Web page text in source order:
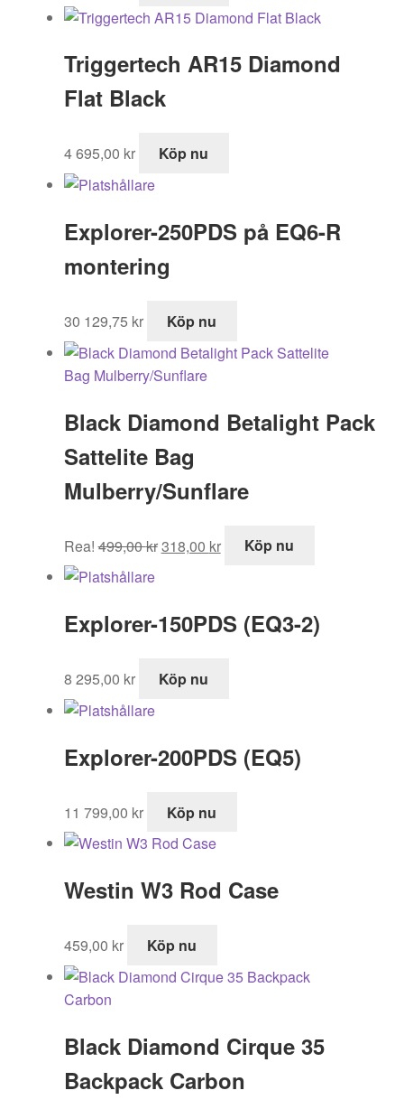
Triggertech AR15 Diamond
Flat Black
4 695,00 kr Köp nu
Explorer-250PDS på EQ6-R
montering
30 129,75 kr Köp nu
Black Diamond Betalight Pack
Sattelite Bag
Mulberry/Sunflare
Rea! 499,00kr
ursprungliga
499,00 kr.
318,00 kr
nuvarande
318,00 kr.
Köp nu
Explorer-150PDS (EQ3-2)
8 295,00 kr Köp nu
Explorer-200PDS (EQ5)
11 799,00 kr Köp nu
Westin W3 Rod Case
459,00 kr Köp nu
Black Diamond Cirque 35
Backpack Carbon